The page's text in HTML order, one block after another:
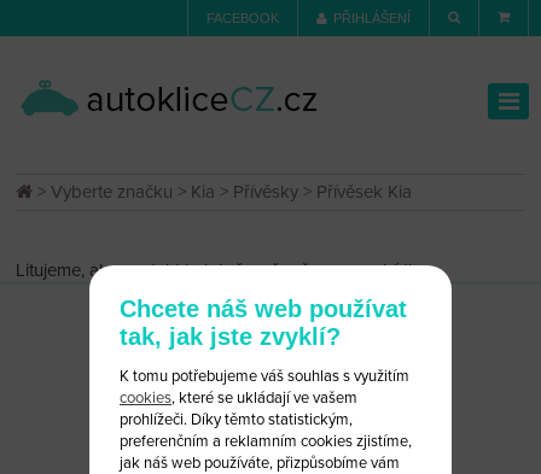
FACEBOOK PŘIHLÁŠENÍ
>Vyberte značku > Kia > Přívěsky > Přívěsek Kia
Litujeme, ale produkt byl dočasně vyřazen z nabídky.
CHCETE PORADIT?NAPIŠTE NÁM
Chcete náš web používat
tak, jak jste zvyklí?
K tomu potřebujeme váš souhlas s využitím
cookies, které se ukládají ve vašem
prohlížeči. Díky těmto statistickým,
preferenčním a reklamním cookies zjistíme,
jak náš web používáte, přizpůsobíme vám